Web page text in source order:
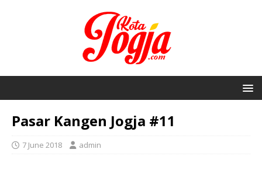
Pasar Kangen Jogja #11
7 June 2018 admin